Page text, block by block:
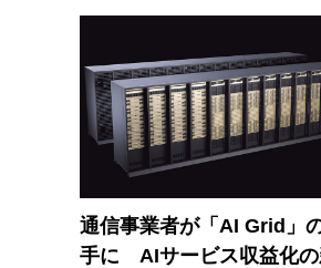
通信事業者が「AI Grid」
手に AIサービス収益化の